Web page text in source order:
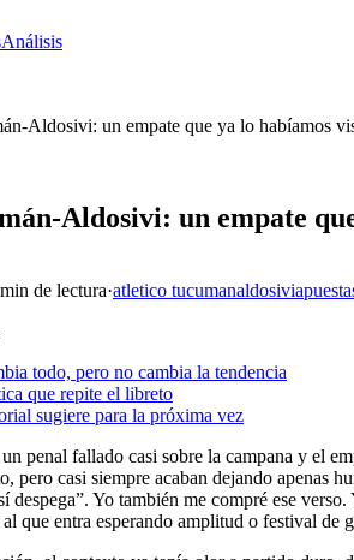
Análisis
Aldosivi: un empate que ya lo habíamos
Aldosivi: un empate
de lectura·atletico tucumanaldosivi
todo, pero no cambia la tendencia
que repite el libreto
sugiere para la próxima vez
penal fallado casi sobre la campana y el
pero casi siempre acaban dejando apenas
despega”. Yo también me compré ese
que entra esperando amplitud o festival de